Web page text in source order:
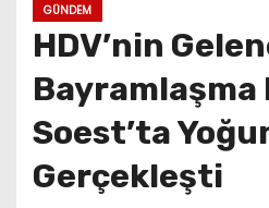
GÜNDEM
HDV’nin
Bayramlaşma
Soest’ta
Gerçekleşti